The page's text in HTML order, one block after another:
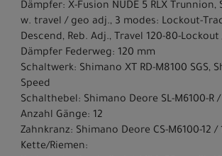
Dämpfer: X-Fusion NUDE 5 RLX Trunnion,
w. travel / geo adj., 3 modes: Lockout-
Descend, Reb. Adj., Travel 120-80-Lockout
Dämpfer Federweg: 120 mm
Schaltwerk: Shimano XT RD-M8100 SGS,
Speed
Schalthebel: Shimano Deore SL-M6100-R
Anzahl Gänge: 12
Zahnkranz: Shimano Deore CS-M6100-12 /
Kette/Riemen: